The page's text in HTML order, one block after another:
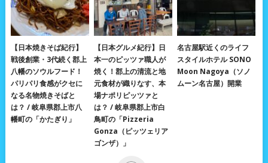
【日本焼きそば紀行】
戦後創業・3代続く郡上
八幡のソウルフード！
パリパリ食感がクセに
なる名物焼きそばと
は？ / 岐阜県郡上市八
幡町の「かたぎり」
【日本グルメ紀行】日
本一のピッツァ職人が
焼く！郡上の清流と地
元食材が織りなす、本
場ナポリピッツァと
は？ / 岐阜県郡上市白
鳥町の「Pizzeria
Gonza（ピッツェリア
ゴンザ）」
名古屋駅近くのライフ
スタイルホテル SONO
Moon Nagoya（ソノ
ムーン名古屋）開業